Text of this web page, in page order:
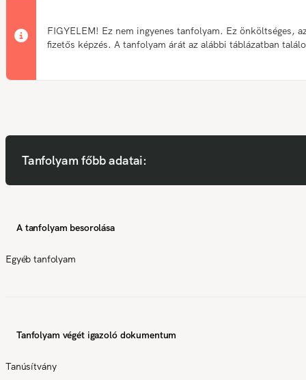
FIGYELEM! Ez nem ingyenes tanfolyam. Ez önköltséges,
fizetős képzés. A tanfolyam árát az alábbi táblázatban
Tanfolyam főbb adatai:
A tanfolyam besorolása
Egyéb tanfolyam
Tanfolyam végét igazoló dokumentum
Tanúsítvány